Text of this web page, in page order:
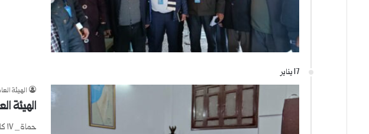
17 يناير
الهيئة
الهيئة
حماة _ ١٧ كانون الثاني/يناير ٢٠٢٦ زار وفد من الهيئة العامة للاجئين الفلسطينيين مخيم العائدين في مدينة حماة، برئاسة الدكتور…